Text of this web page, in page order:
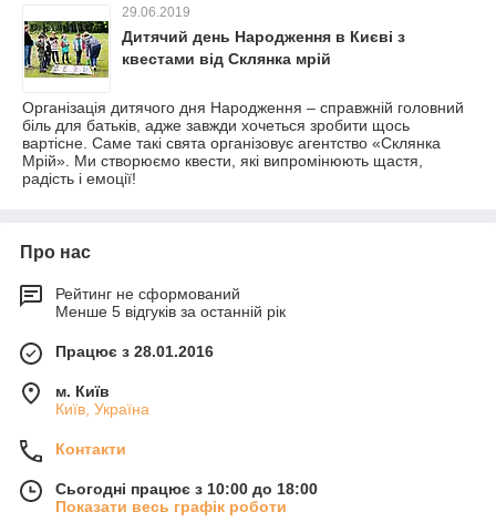
29.06.2019
Дитячий день Народження в Києві з
квестами від Склянка мрій
Організація дитячого дня Народження – справжній головний
біль для батьків, адже завжди хочеться зробити щось
вартісне. Саме такі свята організовує агентство «Склянка
Мрій». Ми створюємо квести, які випромінюють щастя,
радість і емоції!
Про нас
Рейтинг не сформований
Менше 5 відгуків за останній рік
Працює з 28.01.2016
м. Київ
Київ, Україна
Контакти
Сьогодні працює з 10:00 до 18:00
Показати весь графік роботи